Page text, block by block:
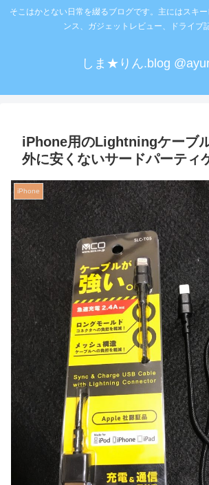
そこはかとない日常を綴るブログです。主にはスキ
ンス、ガジェットレビュー、ドライブ
しま★りん.blog
iPhone用のLightningケーブ
外に安くないサードパーティ
iPhone